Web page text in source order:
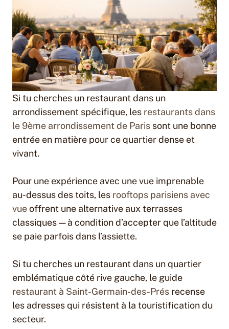
Si tu cherches un restaurant dans un
arrondissement spécifique, les restaurants dans
le 9ème arrondissement de Paris sont une bonne
entrée en matière pour ce quartier dense et
vivant.
Pour une expérience avec une vue imprenable
au-dessus des toits, les rooftops parisiens avec
vueoffrent une alternative aux terrasses
classiques — à condition d’accepter que l’altitude
se paie parfois dans l’assiette.
Si tu cherches un restaurant dans un quartier
emblématique côté rive gauche, le guide
restaurant à Saint-Germain-des-Prés recense
les adresses qui résistent à la touristification du
secteur.